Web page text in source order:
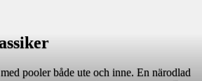
pooler både ute och inne. En närodlad